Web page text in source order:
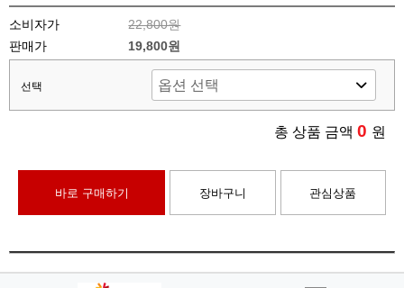
소비자가
22,800원
판매가
19,800원
선택
총 상품 금액 0 원
바로 구매하기 장바구니 관심상품